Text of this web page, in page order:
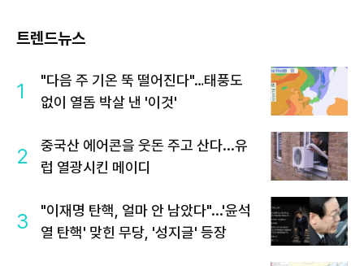
트렌드뉴스
1
"다음 주 기온 뚝 떨어진다"…태풍도
없이 열돔 박살 낸 '이것'
2
중국산 에어콘을 웃돈 주고 산다...유
럽 열광시킨 메이디
3
"이재명 탄핵, 얼마 안 남았다"...'윤석
열 탄핵' 맞힌 무당, '성지글' 등장